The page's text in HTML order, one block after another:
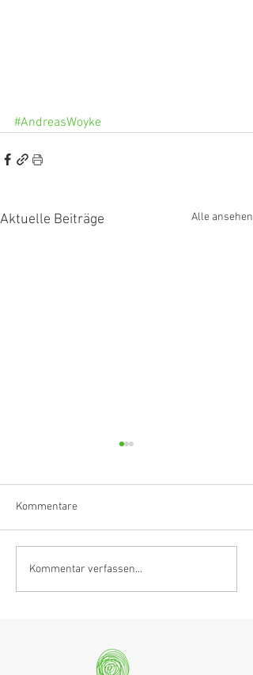
#AndreasWoyke
Aktuelle Beiträge Alle ansehen
Klarinettistin, Tonmeisterin,
Grenzgängerin
Kommentare
Kommentar verfassen...